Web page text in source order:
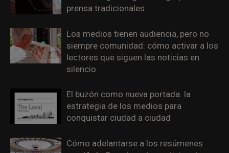
prensa tradicionales
Los medios tienen audiencia, pero no
siempre comunidad: cómo activar a los
lectores que siguen las noticias en
silencio
El buzón como nueva portada: la
estrategia de los medios para
conquistar ciudad a ciudad
Cómo adelantarse a los resúmenes